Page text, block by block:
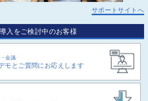
サポートサイトへ
導入をご検討中のお客様
会議
モとご質問にお応えします